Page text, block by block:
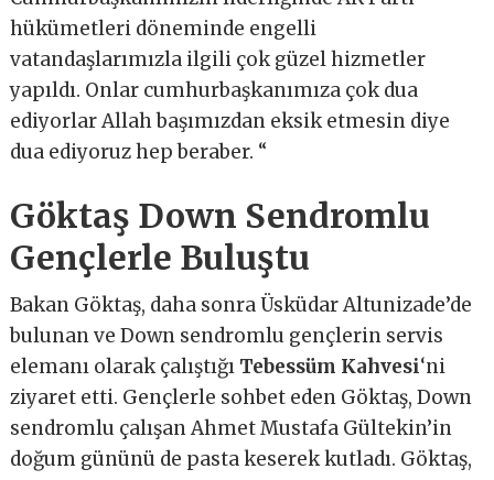
hükümetleri döneminde engelli
vatandaşlarımızla ilgili çok güzel hizmetler
yapıldı. Onlar cumhurbaşkanımıza çok dua
ediyorlar Allah başımızdan eksik etmesin diye
dua ediyoruz hep beraber. “
Göktaş Down Sendromlu
Gençlerle Buluştu
Bakan Göktaş, daha sonra Üsküdar Altunizade’de
bulunan ve Down sendromlu gençlerin servis
elemanı olarak çalıştığı Tebessüm Kahvesi‘ni
ziyaret etti. Gençlerle sohbet eden Göktaş, Down
sendromlu çalışan Ahmet Mustafa Gültekin’in
doğum gününü de pasta keserek kutladı. Göktaş,